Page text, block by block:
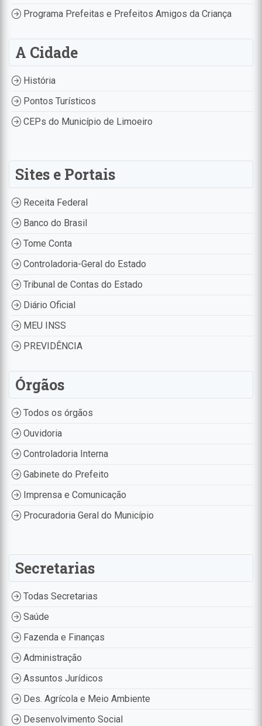
Programa Prefeitas e Prefeitos Amigos da Criança
A Cidade
História
Pontos Turísticos
CEPs do Município de Limoeiro
Sites e Portais
Receita Federal
Banco do Brasil
Tome Conta
Controladoria-Geral do Estado
Tribunal de Contas do Estado
Diário Oficial
MEU INSS
PREVIDÊNCIA
Órgãos
Todos os órgãos
Ouvidoria
Controladoria Interna
Gabinete do Prefeito
Imprensa e Comunicação
Procuradoria Geral do Município
Secretarias
Todas Secretarias
Saúde
Fazenda e Finanças
Administração
Assuntos Jurídicos
Des. Agrícola e Meio Ambiente
Desenvolvimento Social